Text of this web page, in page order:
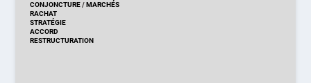
CONJONCTURE/MARCHÉS
RACHAT
STRATÉGIE
ACCORD
RESTRUCTURATION